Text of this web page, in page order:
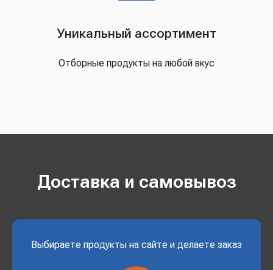
Уникальный ассортимент
Отборные продукты на любой вкус
Доставка и самовывоз
Выбираете продукты на сайте и делаете заказ